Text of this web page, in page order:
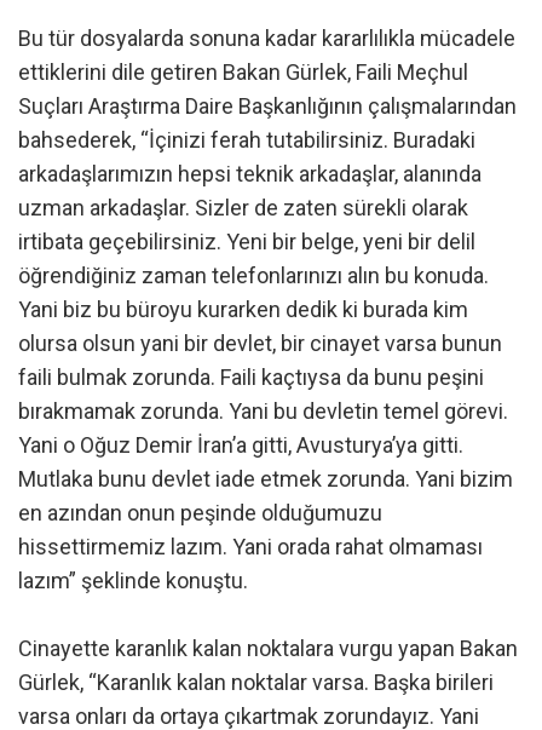
Bu tür dosyalarda sonuna kadar kararlılıkla mücadele
ettiklerini dile getiren Bakan Gürlek, Faili Meçhul
Suçları Araştırma Daire Başkanlığının çalışmalarından
bahsederek, “İçinizi ferah tutabilirsiniz. Buradaki
arkadaşlarımızın hepsi teknik arkadaşlar, alanında
uzman arkadaşlar. Sizler de zaten sürekli olarak
irtibata geçebilirsiniz. Yeni bir belge, yeni bir delil
öğrendiğiniz zaman telefonlarınızı alın bu konuda.
Yani biz bu büroyu kurarken dedik ki burada kim
olursa olsun yani bir devlet, bir cinayet varsa bunun
faili bulmak zorunda. Faili kaçtıysa da bunu peşini
bırakmamak zorunda. Yani bu devletin temel görevi.
Yani o Oğuz Demir İran’a gitti, Avusturya’ya gitti.
Mutlaka bunu devlet iade etmek zorunda. Yani bizim
en azından onun peşinde olduğumuzu
hissettirmemiz lazım. Yani orada rahat olmaması
lazım” şeklinde konuştu.
Cinayette karanlık kalan noktalara vurgu yapan Bakan
Gürlek, “Karanlık kalan noktalar varsa. Başka birileri
varsa onları da ortaya çıkartmak zorundayız. Yani